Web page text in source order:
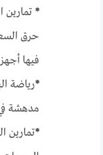
* تمارين
حرق
فيها
*رياضة
مدهشة
*تمارين